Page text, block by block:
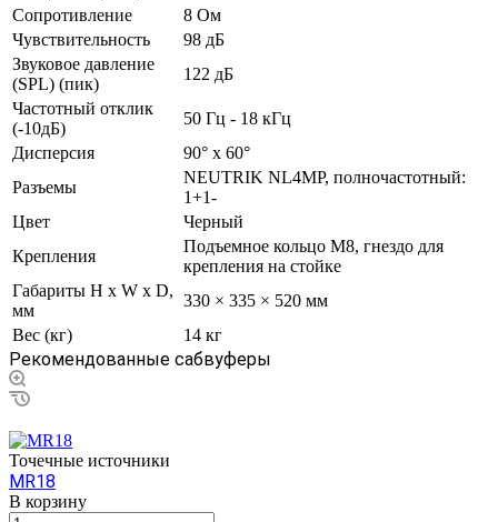
Сопротивление
8 Ом
Чувствительность
98 дБ
Звуковое давление
(SPL) (пик)
122 дБ
Частотный отклик
(-10дБ)
50 Гц - 18 кГц
Дисперсия
90° х 60°
Разъемы
NEUTRIK NL4MP, полночастотный:
1+1-
Цвет
Черный
Крепления
Подъемное кольцо M8, гнездо для
крепления на стойке
Габариты H x W x D,
мм
330 × 335 × 520 мм
Вес (кг)
14 кг
Рекомендованные сабвуферы
Точечные источники
MR18
В корзину